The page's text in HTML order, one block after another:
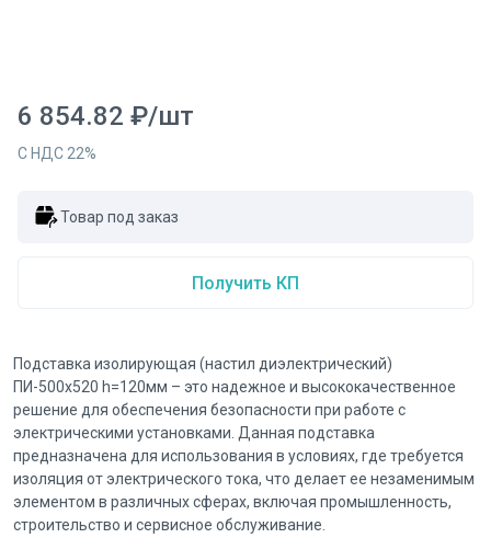
6 854.82 ₽/шт
С НДС 22%
Товар под заказ
Получить КП
Подставка изолирующая (настил диэлектрический)
ПИ-500х520 h=120мм – это надежное и высококачественное
решение для обеспечения безопасности при работе с
электрическими установками. Данная подставка
предназначена для использования в условиях, где требуется
изоляция от электрического тока, что делает ее незаменимым
элементом в различных сферах, включая промышленность,
строительство и сервисное обслуживание.